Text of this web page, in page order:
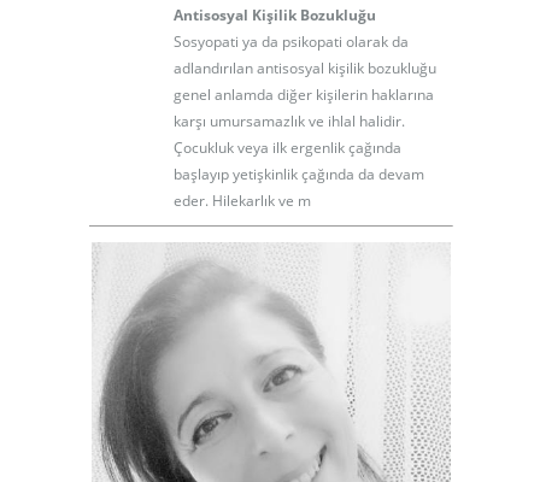
Antisosyal Kişilik Bozukluğu
Sosyopati ya da psikopati olarak da
adlandırılan antisosyal kişilik bozukluğu
genel anlamda diğer kişilerin haklarına
karşı umursamazlık ve ihlal halidir.
Çocukluk veya ilk ergenlik çağında
başlayıp yetişkinlik çağında da devam
eder. Hilekarlık ve m